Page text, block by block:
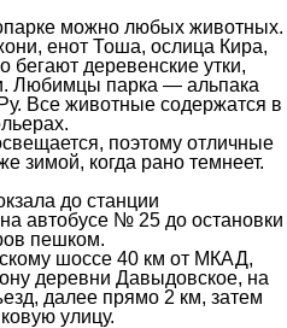
можно любых животных.
енот Тоша, ослица Кира,
бегают деревенские утки,
Любимцы парка — альпака
Все животные содержатся в
поэтому отличные
зимой, когда рано темнеет.
до станции
автобусе № 25 до остановки
пешком.
шоссе 40 км от МКАД,
деревни Давыдовское, на
далее прямо 2 км, затем
улицу.